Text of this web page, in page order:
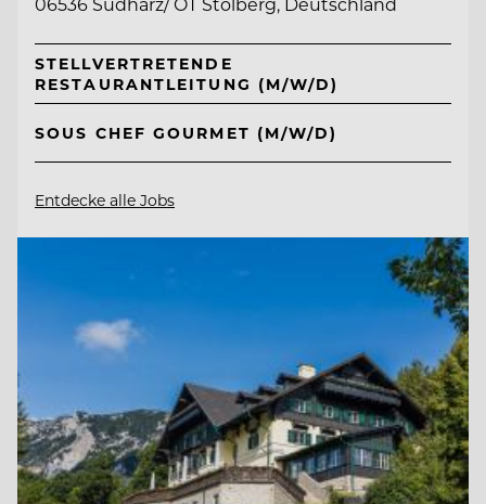
STELLVERTRETENDE
RESTAURANTLEITUNG (M/W/D)
SOUS CHEF GOURMET (M/W/D)
Entdecke alle Jobs